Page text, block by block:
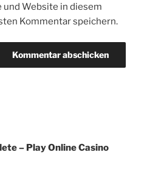
und Website in diesem
Kommentar speichern.
– Play Online Casino